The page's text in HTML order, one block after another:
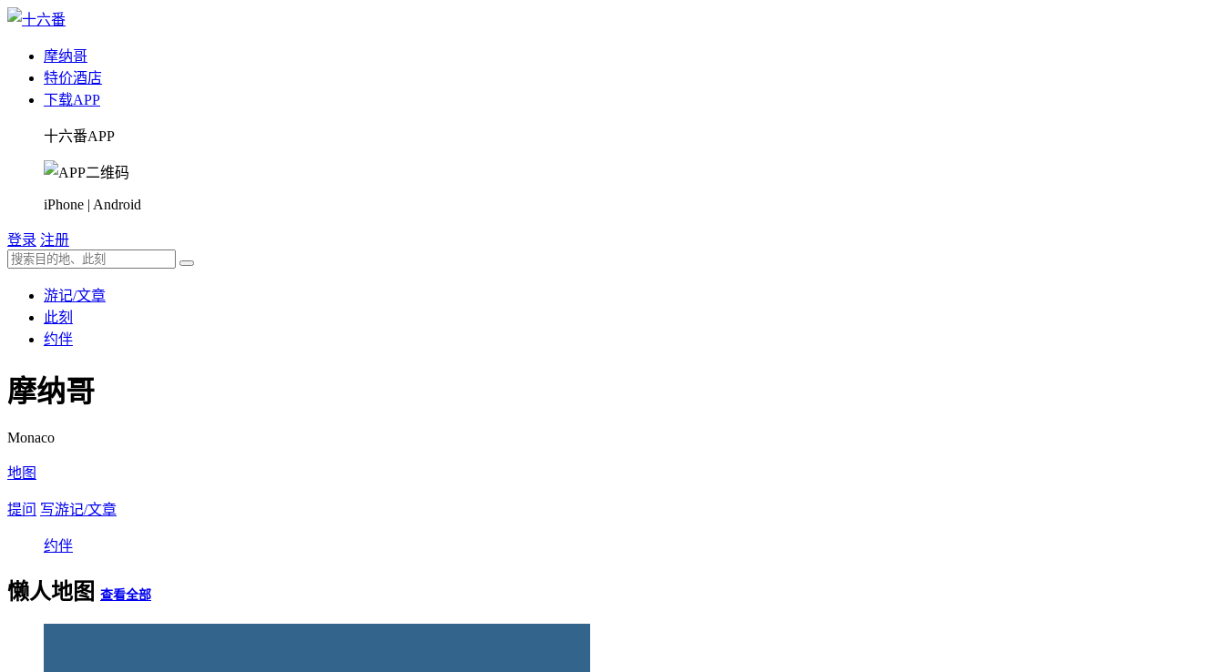
摩纳哥
特价酒店
下载APP
十六番APP
iPhone | Android
登录 注册
游记/文章
此刻
约伴
摩纳哥
Monaco
地图
提问 写游记/文章
约伴
懒人地图 查看全部